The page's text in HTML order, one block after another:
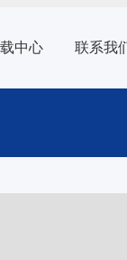
中心 联系我